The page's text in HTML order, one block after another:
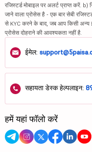
रजिस्टर्ड मोबाइल पर अलर्ट प्राप्त करें.
जाने वाला प्रोसेस है - एक बार सेबी
से KYC करने के बाद, जब आप किसी अन्य
प्रोसेस दोहराने की आवश्यकता नहीं है.
ईमेल:
सहायता डेस्क हेल्पलाइन:
हमें यहां फॉलो करें